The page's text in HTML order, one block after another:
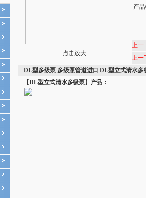
点击放大
产品
上一
上一
DL型多级泵 多级泵管道进口 DL型立式清水多
【DL型立式清水多级泵】产品：